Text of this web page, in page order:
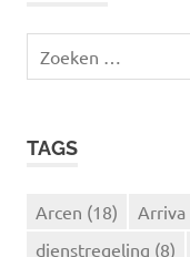
e
TAGS
Arcen (18) Arriva
dienstregeling (8)